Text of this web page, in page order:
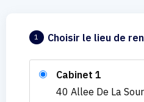
1 Choisir le lieu de
Cabinet 1
40 Allee De La